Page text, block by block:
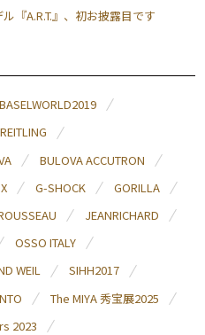
『A.R.T.』、初お披露目です
BASELWORLD2019
BULOVA ACCUTRON
G-SHOCK
GORILLA
JEANRICHARD
OSSO ITALY
WEIL
SIHH2017
The MIYA 秀宝展2025
2023